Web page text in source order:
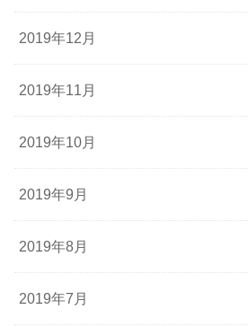
2019年12月
2019年11月
2019年10月
2019年9月
2019年8月
2019年7月